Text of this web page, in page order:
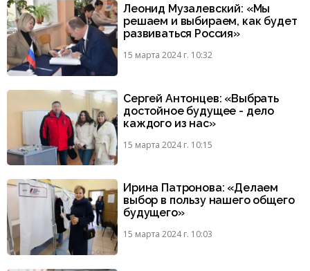
Леонид Музалевский: «Мы
решаем и выбираем, как будет
развиваться Россия»
15 марта 2024 г. 10:32
Сергей Антонцев: «Выбрать
достойное будущее - дело
каждого из нас»
15 марта 2024 г. 10:15
Ирина Патронова: «Делаем
выбор в пользу нашего общего
будущего»
15 марта 2024 г. 10:03